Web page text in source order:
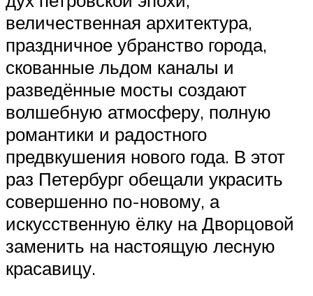
величественная архитектура,
праздничное убранство города,
скованные льдом каналы и
разведённые мосты создают
волшебную атмосферу, полную
романтики и радостного
предвкушения нового года. В этот
раз Петербург обещали украсить
совершенно по-новому, а
искусственную ёлку на Дворцовой
заменить на настоящую лесную
красавицу.